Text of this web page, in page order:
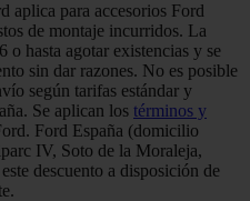
aplica para accesorios Ford
de montaje incurridos. La
o hasta agotar existencias y se
sin dar razones. No es posible
según tarifas estándar y
Se aplican los términos y
Ford España (domicilio
IV, Soto de la Moraleja,
descuento a disposición de